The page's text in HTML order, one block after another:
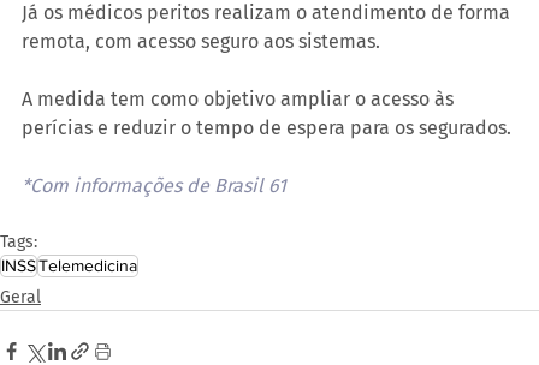
Já os médicos peritos realizam o atendimento de forma
remota, com acesso seguro aos sistemas.
A medida tem como objetivo ampliar o acesso às
perícias e reduzir o tempo de espera para os segurados.
*Com informações de Brasil 61
Tags:
INSSTelemedicina
Geral